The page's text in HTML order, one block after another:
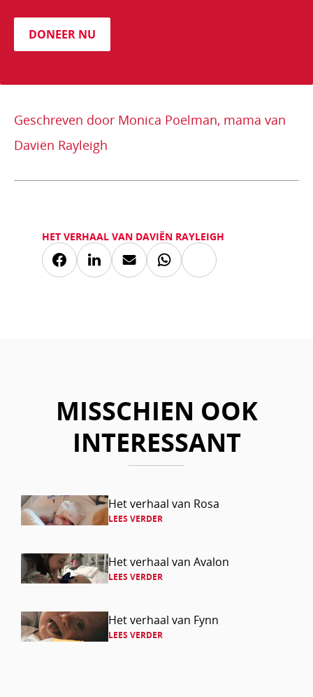
DONEER NU
Geschreven door Monica Poelman, mama van
Daviën Rayleigh
HET VERHAAL VAN DAVIËN RAYLEIGH
Deel
Deel
Deel
Deel
Kopieer
MISSCHIEN OOK
INTERESSANT
Het verhaal van Rosa
LEES VERDER
Lees
verder
Het verhaal van Avalon
LEES VERDER
Lees
verder
Het verhaal van Fynn
LEES VERDER
Lees
verder